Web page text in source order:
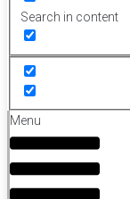
Search in content
Menu